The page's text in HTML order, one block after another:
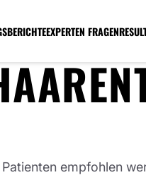
EXPERTEN FRAGEN
empfohlen